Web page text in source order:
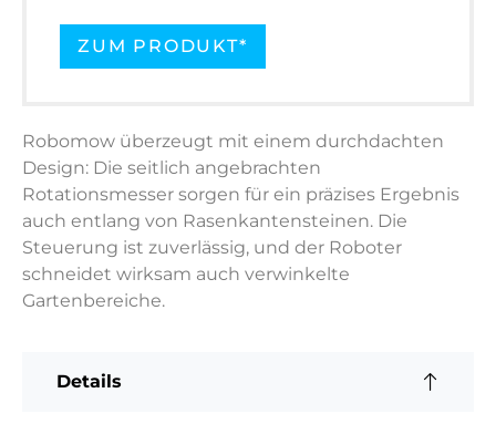
ZUM PRODUKT*
Robomow überzeugt mit einem durchdachten
Design: Die seitlich angebrachten
Rotationsmesser sorgen für ein präzises Ergebnis
auch entlang von Rasenkantensteinen. Die
Steuerung ist zuverlässig, und der Roboter
schneidet wirksam auch verwinkelte
Gartenbereiche.
Details